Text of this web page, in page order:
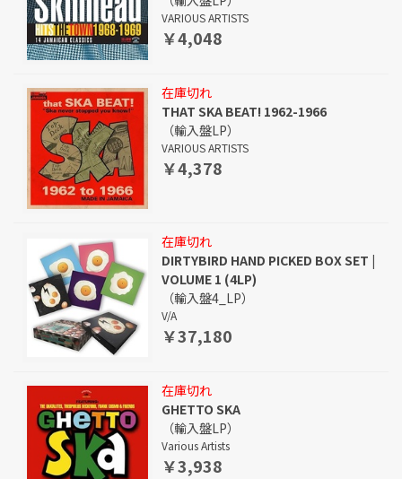
VARIOUS ARTISTS
￥4,048
在庫切れ
THAT SKA BEAT! 1962-1966
（輸入盤LP）
VARIOUS ARTISTS
￥4,378
在庫切れ
DIRTYBIRD HAND PICKED BOX SET |
VOLUME 1 (4LP)
（輸入盤4_LP）
V/A
￥37,180
在庫切れ
GHETTO SKA
（輸入盤LP）
Various Artists
￥3,938